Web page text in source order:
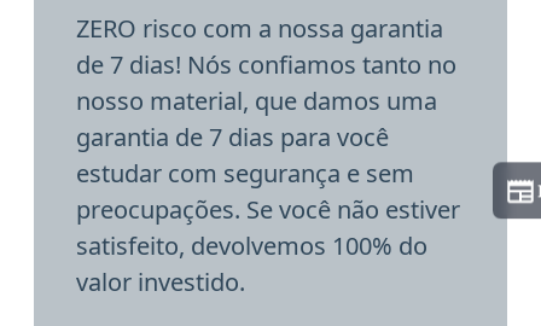
ZERO risco com a nossa garantia
de 7 dias! Nós confiamos tanto no
nosso material, que damos uma
garantia de 7 dias para você
estudar com segurança e sem
preocupações. Se você não estiver
satisfeito, devolvemos 100% do
valor investido.